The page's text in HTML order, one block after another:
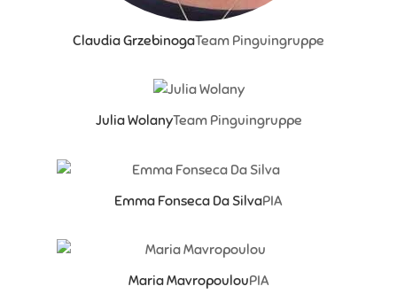
Claudia GrzebinogaTeam Pinguingruppe
Julia WolanyTeam Pinguingruppe
Emma Fonseca Da SilvaPIA
Maria MavropoulouPIA